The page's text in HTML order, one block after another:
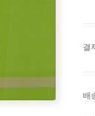
결
배